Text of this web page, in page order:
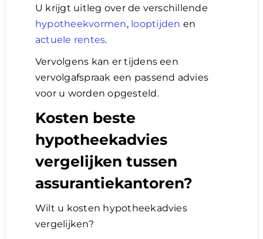
U krijgt uitleg over de verschillende
hypotheekvormen, looptijden en
actuele rentes.
Vervolgens kan er tijdens een
vervolgafspraak een passend advies
voor u worden opgesteld.
Kosten beste
hypotheekadvies
vergelijken tussen
assurantiekantoren?
Wilt u kosten hypotheekadvies
vergelijken?